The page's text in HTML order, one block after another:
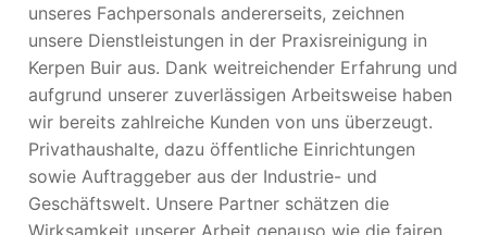
unseres Fachpersonals andererseits, zeichnen
unsere Dienstleistungen in der Praxisreinigung in
Kerpen Buir aus. Dank weitreichender Erfahrung und
aufgrund unserer zuverlässigen Arbeitsweise haben
wir bereits zahlreiche Kunden von uns überzeugt.
Privathaushalte, dazu öffentliche Einrichtungen
sowie Auftraggeber aus der Industrie- und
Geschäftswelt. Unsere Partner schätzen die
Wirksamkeit unserer Arbeit genauso wie die fairen